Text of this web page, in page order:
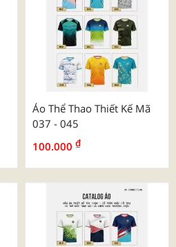
Áo Thể Thao Thiết Kế Mã
037 - 045
100.000 ₫